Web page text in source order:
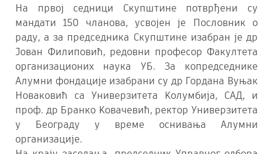
На првој седници Скупштине потврђени су
мандати 150 чланова, усвојен је Пословник о
раду, а за председника Скупштине изабран је др
Јован Филиповић, редовни професор Факултета
организационих наука УБ. За копредседнике
Алумни фондације изабрани су др Гордана Вуњак
Новаковић са Универзитета Kолумбија, САД, и
проф. др Бранко Kовачевић, ректор Универзитета
у Београду у време оснивања Алумни
организације.